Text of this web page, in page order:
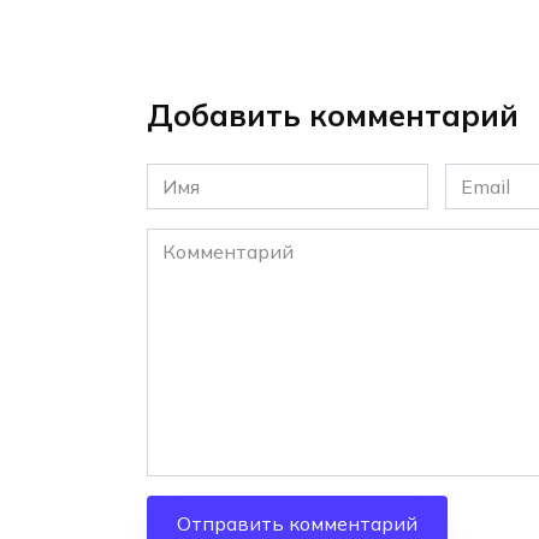
Добавить комментарий
Имя
*
Email
*
Комментарий